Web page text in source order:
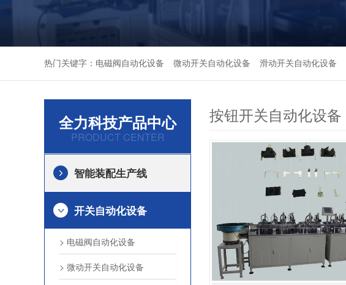
热门关键字： 电磁阀自动化设备 微动开关自动化设备 滑动开关自动化设备
按钮开关自动化设备
全力科技产品中心
PRODUCT CENTER
智能装配生产线
开关自动化设备
> 电磁阀自动化设备
> 微动开关自动化设备